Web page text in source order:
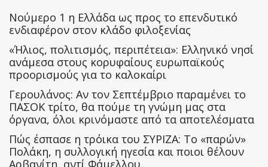
Nούμερο 1 η Ελλάδα ως προς το επενδυτικό
ενδιαφέρον στον κλάδο φιλοξενίας
«Ήλιος, πολιτισμός, περιπέτεια»: Ελληνικό νησί
ανάμεσα στους κορυφαίους ευρωπαϊκούς
προορισμούς για το καλοκαίρι
Γερουλάνος: Αν τον Σεπτέμβριο παραμένει το
ΠΑΣΟΚ τρίτο, θα πούμε τη γνώμη μας στα
όργανα, όλοι κρινόμαστε από τα αποτελέσματα
Πώς έσπασε η τρόικα του ΣΥΡΙΖΑ: Το «παρών»
Πολάκη, η συλλογική ηγεσία και ποιοι θέλουν
Αρβανίτη, αντί Φάμελλου